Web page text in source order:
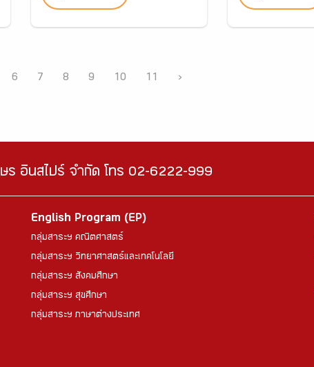
6 7 8 9 10 11 ›
ร อินสไปร์ จำกัด โทร 02-6222-999
English Program (EP)
กลุ่มสาระฯ คณิตศาสตร์
กลุ่มสาระฯ วิทยาศาสตร์และเทคโนโลยี
กลุ่มสาระฯ สังคมศึกษา
กลุ่มสาระฯ สุขศึกษา
กลุ่มสาระฯ ภาษาต่างประเทศ